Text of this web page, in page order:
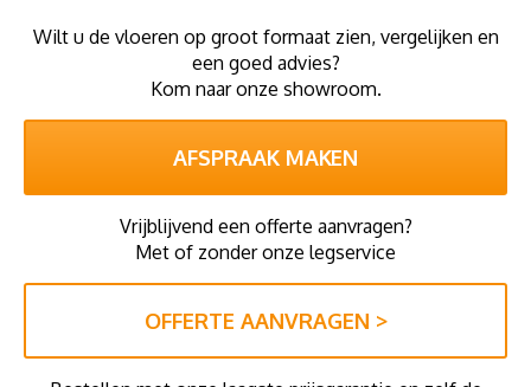
Wilt u de vloeren op groot formaat zien, vergelijken en
een goed advies?
Kom naar onze showroom.
AFSPRAAK MAKEN
Vrijblijvend een offerte aanvragen?
Met of zonder onze legservice
OFFERTE AANVRAGEN >